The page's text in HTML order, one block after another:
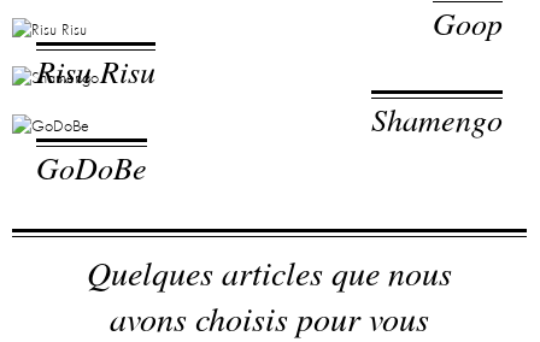
Goop
Risu Risu
Shamengo
GoDoBe
Quelques articles que nous
avons choisis pour vous